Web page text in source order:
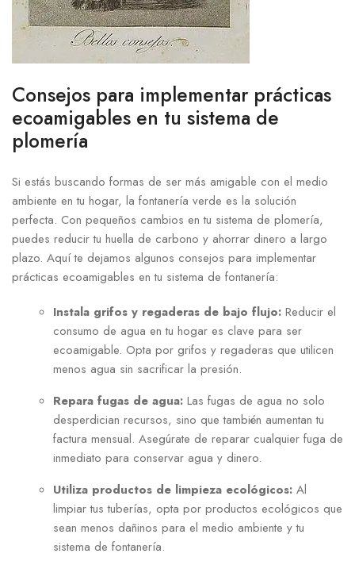
Consejos para implementar prácticas
ecoamigables en tu sistema de
plomería
Si estás buscando formas de ser más amigable con el medio
ambiente en tu hogar, la fontanería verde es la solución
perfecta. Con pequeños cambios en tu sistema de plomería,
puedes reducir tu huella de carbono y ahorrar dinero a largo
plazo. Aquí te dejamos algunos consejos para implementar
prácticas ecoamigables en tu sistema de fontanería:
Instala grifos y regaderas de bajo flujo: Reducir el
consumo de agua en tu hogar es clave para ser
ecoamigable. Opta por grifos y regaderas que utilicen
menos agua sin sacrificar la presión.
Repara fugas de agua: Las fugas de agua no solo
desperdician recursos, sino que también aumentan tu
factura mensual. Asegúrate de reparar cualquier fuga de
inmediato para conservar agua y dinero.
Utiliza productos de limpieza ecológicos: Al
limpiar tus tuberías, opta por productos ecológicos que
sean menos dañinos para el medio ambiente y tu
sistema de fontanería.